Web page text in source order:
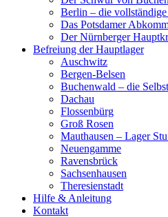
Berlin – die
Das Potsdamer
Der Nürnberger
Befreiung der Hauptlager
Auschwitz
Bergen-Belsen
Buchenwald – die
Dachau
Flossenbürg
Groß Rosen
Mauthausen – Lager
Neuengamme
Ravensbrück
Sachsenhausen
Theresienstadt
Hilfe & Anleitung
Kontakt